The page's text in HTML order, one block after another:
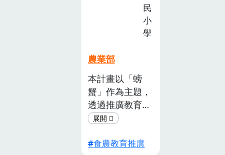
的水生植物、拔
除老葉，都是為
了讓作物健康、
藥、 無化肥的
方式。
選
活
動
民
小
學
農業部
本計畫以「螃
蟹」作為主題，
透過推廣教育讓
大家認知「農、
為食農教育的目
食農教育推廣